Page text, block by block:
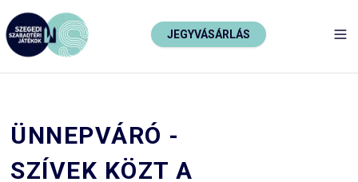
JEGYVÁSÁRLÁS
ÜNNEPVÁRÓ -
SZÍVEK KÖZT A